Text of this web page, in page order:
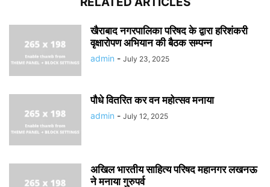
खैराबाद नगरपालिका परिषद के द्वारा हरिशंकरी
वृक्षारोपण अभियान की बैठक सम्पन्न
admin - July 23, 2025
पौधे वितरित कर वन महोत्सव मनाया
admin - July 12, 2025
अखिल भारतीय साहित्य परिषद महानगर लखनऊ
ने मनाया गुरुपर्व